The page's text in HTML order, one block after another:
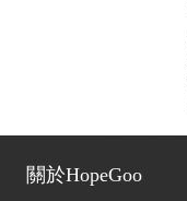
關於HopeGoo